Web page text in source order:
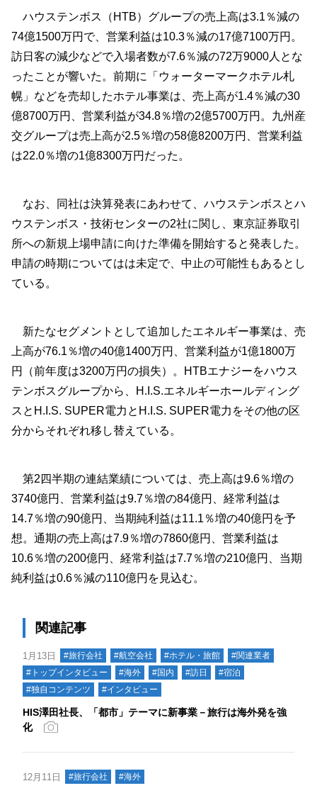
ハウステンボス（HTB）グループの売上高は3.1％減の
74億1500万円で、営業利益は10.3％減の17億7100万円。
訪日客の減少などで入場者数が7.6％減の72万9000人とな
ったことが響いた。前期に「ウォーターマークホテル札
幌」などを売却したホテル事業は、売上高が1.4％減の30
億8700万円、営業利益が34.8％増の2億5700万円。九州産
交グループは売上高が2.5％増の58億8200万円、営業利益
は22.0％増の1億8300万円だった。
なお、同社は決算発表にあわせて、ハウステンボスとハ
ウステンボス・技術センターの2社に関し、東京証券取引
所への新規上場申請に向けた準備を開始すると発表した。
申請の時期についてはは未定で、中止の可能性もあるとし
ている。
新たなセグメントとして追加したエネルギー事業は、売
上高が76.1％増の40億1400万円、営業利益が1億1800万
円（前年度は3200万円の損失）。HTBエナジーをハウス
テンボスグループから、H.I.S.エネルギーホールディング
スとH.I.S. SUPER電力とH.I.S. SUPER電力をその他の区
分からそれぞれ移し替えている。
第2四半期の連結業績については、売上高は9.6％増の
3740億円、営業利益は9.7％増の84億円、経常利益は
14.7％増の90億円、当期純利益は11.1％増の40億円を予
想。通期の売上高は7.9％増の7860億円、営業利益は
10.6％増の200億円、経常利益は7.7％増の210億円、当期
純利益は0.6％減の110億円を見込む。
関連記事
1月13日 #旅行会社 #航空会社 #ホテル・旅館
#関連業者
#トップインタビュー
#海外 #国内 #訪日
#宿泊
#独自コンテンツ
#インタビュー
HIS澤田社長、「都市」テーマに新事業－旅行は海外発を強
化
12月11日 #旅行会社 #海外